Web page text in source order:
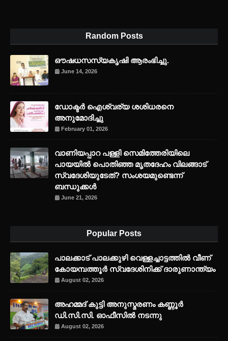
Random Posts
ഔഷധസസ്യകൃഷി ആരംഭിച്ചു.
June 14, 2026
ഡോക്ടർ ഐശ്വര്യ ശശിധരനെ
അനുമോദിച്ചു
February 01, 2026
വാണിയപ്പാറ പള്ളി സെമിത്തേരിയിലെ
പായയിൽ പൊതിഞ്ഞ മൃതദേഹം വിലങ്ങാട്
സ്വദേശിയുടേത്? സംശയമുണ്ടെന്ന്
ബന്ധുക്കൾ
June 21, 2026
Popular Posts
പാലക്കാട് പാലക്കുഴി വെള്ളച്ചാട്ടത്തില്‍ വീണ്
കോയമ്പത്തൂര്‍ സ്വദേശിനിക്ക് ദാരുണാന്ത്യം
August 02, 2026
അഹമ്മദ് കുട്ടി അനുസ്മരണം കണ്ണൂർ
ഡി.സി.സി. ഓഫീസിൽ നടന്നു
August 02, 2026